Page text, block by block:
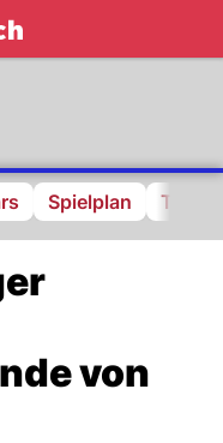
Spielplan
von